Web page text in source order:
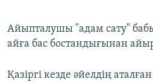
Айыпталушы "адам сату"
айға бас бостандығынан
Қазіргі кезде әйелдің